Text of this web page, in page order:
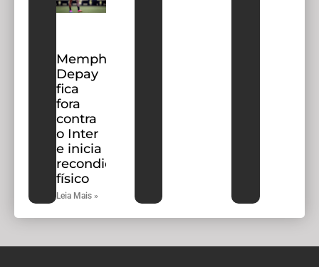
Memphis
Depay
fica
fora
contra
o Inter
e inicia
recondicionamento
físico
Leia Mais »